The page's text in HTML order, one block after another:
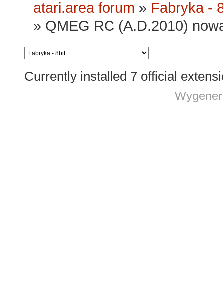
atari.area forum » Fabryka -
» QMEG RC (A.D.2010)
Currently installed 7 official